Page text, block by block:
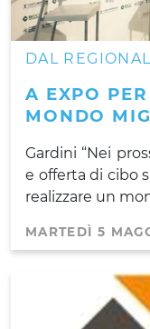
DAL
A EXPO
MONDO
Gardini “Nei
e offerta di cibo
realizzare un
MARTEDÌ 5